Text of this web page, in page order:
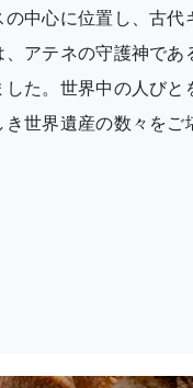
中心に位置し、古代
アテネの守護神であ
た。世界中の人びと
世界遺産の数々をご